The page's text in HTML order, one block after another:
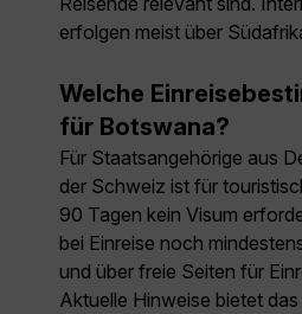
erfolgen meist über
Welche
für Botswana?
Für Staatsangehörige aus
der Schweiz ist für
90 Tagen kein Visum
bei Einreise noch
und über freie Seiten für
Aktuelle Hinweise bietet das